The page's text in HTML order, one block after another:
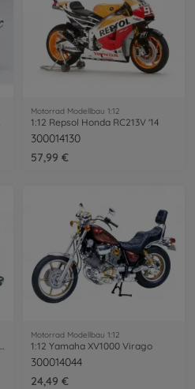
Motorrad Modellbau 1:12
1:12 Repsol Honda RC213V '14
300014130
57,99 €
Motorrad Modellbau 1:12
1:12 Yamaha XV1000 Virago
300014044
24,49 €